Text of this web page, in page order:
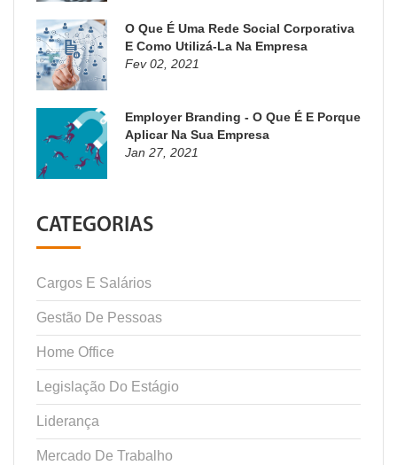
O Que É Uma Rede Social Corporativa
E Como Utilizá-La Na Empresa
Fev 02, 2021
Employer Branding - O Que É E Porque
Aplicar Na Sua Empresa
Jan 27, 2021
CATEGORIAS
Cargos E Salários
Gestão De Pessoas
Home Office
Legislação Do Estágio
Liderança
Mercado De Trabalho